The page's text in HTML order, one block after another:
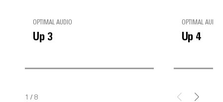
OPTIMAL AUDIO
Up 3
OPTIMAL AUDIO
Up 4
1 / 8